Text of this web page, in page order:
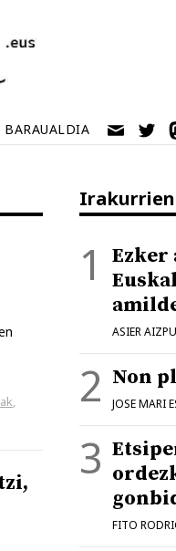
BARAUALDIA
,
Ezker
ASIER
Non
JOSE MARI
FITO